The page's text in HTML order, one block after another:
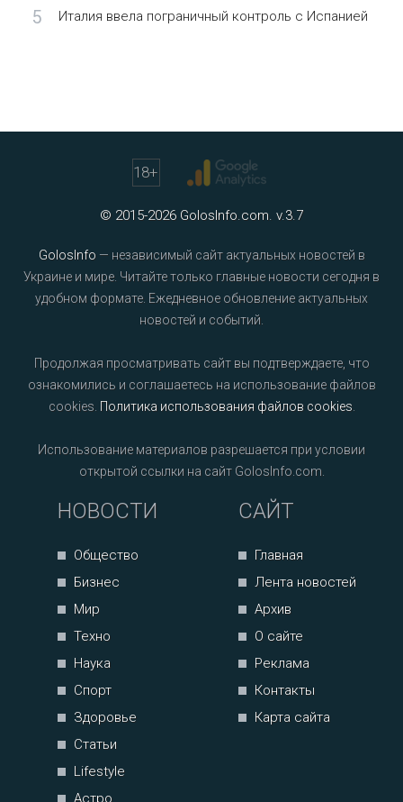
5 Италия ввела пограничный контроль с Испанией
18+
© 2015-2026 GolosInfo.com. v.3.7
GolosInfo — независимый сайт актуальных новостей в
Украине и мире. Читайте только главные новости сегодня в
удобном формате. Ежедневное обновление актуальных
новостей и событий.
Продолжая просматривать сайт вы подтверждаете, что
ознакомились и соглашаетесь на использование файлов
cookies. Политика использования файлов cookies
Использование материалов разрешается при условии
открытой ссылки на сайт GolosInfo.com.
НОВОСТИ
Общество
Бизнес
Мир
Техно
Наука
Спорт
Здоровье
Статьи
Lifestyle
Астро
САЙТ
Главная
Лента новостей
Архив
О сайте
Реклама
Контакты
Карта сайта